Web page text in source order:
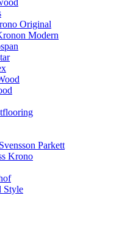
Original
Modern
Svensson Parkett
Krono
Style